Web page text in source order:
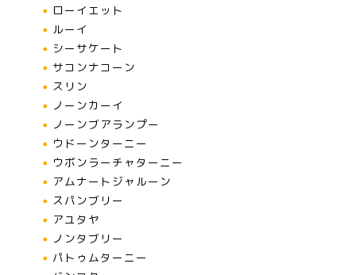
ローイエット
ルーイ
シーサケート
サコンナコーン
スリン
ノーンカーイ
ノーンブアランプー
ウドーンターニー
ウボンラーチャターニー
アムナートジャルーン
スパンブリー
アユタヤ
ノンタブリー
パトゥムターニー